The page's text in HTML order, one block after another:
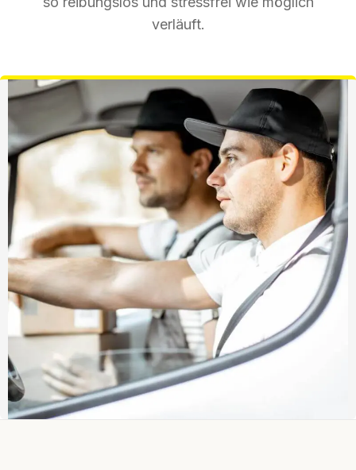
verläuft.